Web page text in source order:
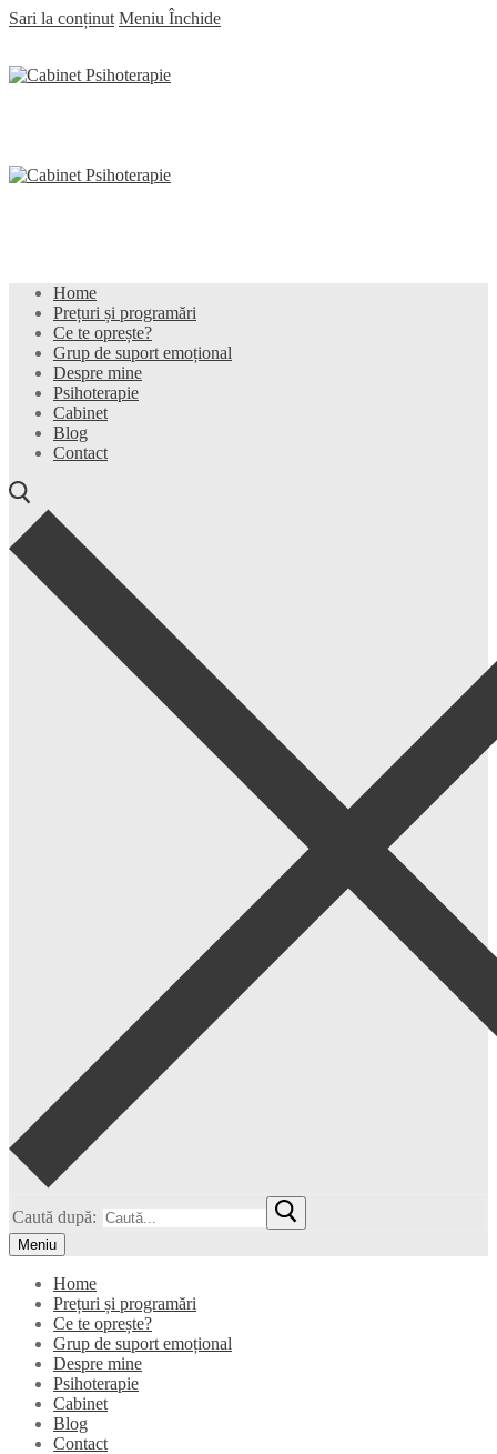
Sari la conținut Meniu Închide
Home
Prețuri și programări
Ce te oprește?
Grup de suport emoțional
Despre mine
Psihoterapie
Cabinet
Blog
Contact
Caută după:
Meniu
Home
Prețuri și programări
Ce te oprește?
Grup de suport emoțional
Despre mine
Psihoterapie
Cabinet
Blog
Contact